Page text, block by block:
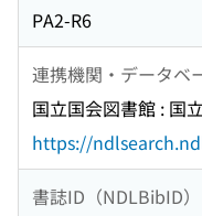
PA2-R6
連携機関・データベ
国立国会図書館 : 国
https://
書誌ID（NDLBibID）